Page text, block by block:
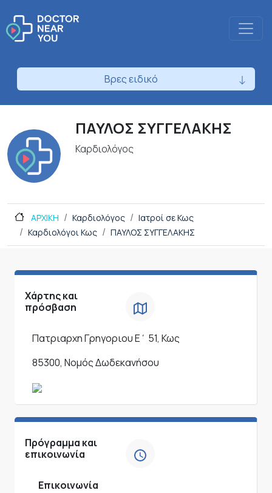
Βρες ειδικό
ΠΑΥΛΟΣ ΣΥΓΓΕΛΑΚΗΣ
Καρδιολόγος
ΑΡΧΙΚΗ Καρδιολόγος
Ιατροί σε Κως
Καρδιολόγοι Κως
ΠΑΥΛΟΣ ΣΥΓΓΕΛΑΚΗΣ
Χάρτης και
πρόσβαση
Πατριαρχη Γρηγοριου Ε΄ 51, Κως
85300, Νομός Δωδεκανήσου
Πρόγραμμα και
επικοινωνία
Επικοινωνία